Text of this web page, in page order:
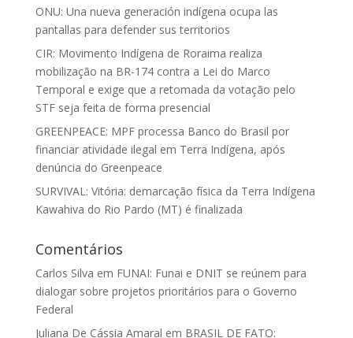
ONU: Una nueva generación indígena ocupa las
pantallas para defender sus territorios
CIR: Movimento Indígena de Roraima realiza
mobilização na BR-174 contra a Lei do Marco
Temporal e exige que a retomada da votação pelo
STF seja feita de forma presencial
GREENPEACE: MPF processa Banco do Brasil por
financiar atividade ilegal em Terra Indígena, após
denúncia do Greenpeace
SURVIVAL: Vitória: demarcação física da Terra Indígena
Kawahiva do Rio Pardo (MT) é finalizada
Comentários
Carlos Silva em FUNAI: Funai e DNIT se reúnem para
dialogar sobre projetos prioritários para o Governo
Federal
Juliana De Cássia Amaral em BRASIL DE FATO: